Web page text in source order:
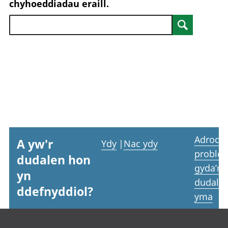
chyhoeddiadau eraill.
Search
A yw'r
dudalen hon
yn
ddefnyddiol?
Ydy | Nac ydy
Adrodd
gyda’r
yma